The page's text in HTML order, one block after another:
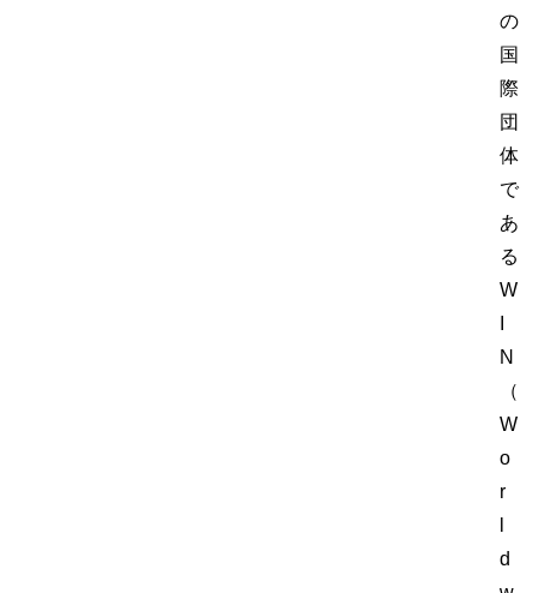
の
国
際
団
体
で
あ
る
W
N
（
W
o
r
d